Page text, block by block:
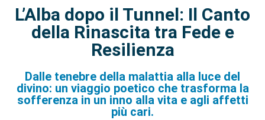
L’Alba dopo il Tunnel: Il Canto
della Rinascita tra Fede e
Resilienza
Dalle tenebre della malattia alla luce del
divino: un viaggio poetico che trasforma la
sofferenza in un inno alla vita e agli affetti
più cari.